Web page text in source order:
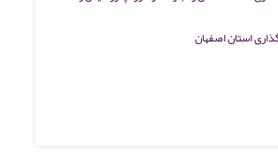
استان اصفهان